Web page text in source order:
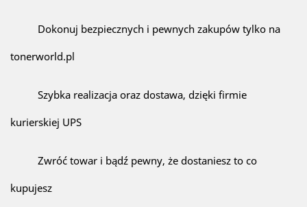
Dokonuj bezpiecznych i pewnych zakupów tylko na
tonerworld.pl
Szybka realizacja oraz dostawa, dzięki firmie
kurierskiej UPS
Zwróć towar i bądź pewny, że dostaniesz to co
kupujesz